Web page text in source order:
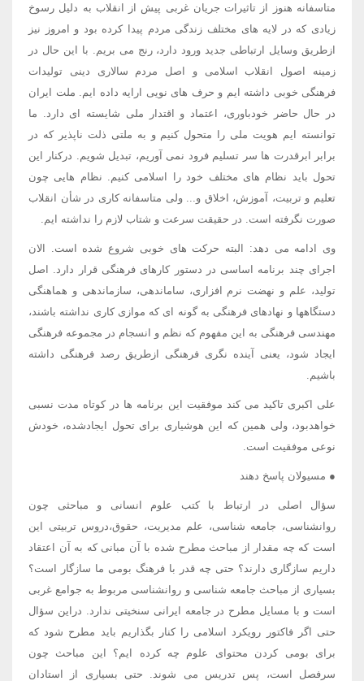
متاسفانه هنوز از تاثیرات جریان غربی پیش از انقلاب به دلیل رسوخ
زیادی که در لایه های مختلف زندگی مردم پیدا کرده بود و امروز نیز
ازطریق وسایل ارتباطی جدید ورود دارد، رنج می بریم. با این حال در
زمینه اصول انقلاب اسلامی و اصل مردم سالاری دینی تولیدات
فرهنگی خوبی داشته ایم و حرف های نویی ارایه داده ایم. ملت ایران
در حال حاضر خودباوری، اعتماد و اقتدار ملی شایسته ای دارد. ما
توانسته ایم هویت ملی را متحول کنیم و به ملتی ذلت ناپذیر که در
برابر ابرقدرت ها سر تسلیم فرود نمی آوریم، تبدیل شویم. درکنار این
تحول باید نظام های مختلف خود را اسلامی کنیم. نظام هایی چون
تعلیم و تربیت، آموزش، اخلاق و... ولی متاسفانه کاری در شأن انقلاب
صورت نگرفته است. در حقیقت سرعت و شتاب لازم را نداشته ایم.
وی ادامه می دهد: البته حرکت های خوبی شروع شده است. الان
اجرای چند برنامه اساسی در دستور کارهای فرهنگی قرار دارد. اصل
تولید، علم و نهضت نرم افزاری، ساماندهی، سازماندهی و هماهنگی
دستگاهها و نهادهای فرهنگی به گونه ای که موازی کاری نداشته باشند،
مهندسی فرهنگی به این مفهوم که نظم و انسجام در مجموعه فرهنگی
ایجاد شود، یعنی آینده نگری فرهنگی ازطریق رصد فرهنگی داشته
باشیم.
علی اکبری تاکید می کند موفقیت این برنامه ها در کوتاه مدت نسبی
خواهدبود، ولی همین که این هوشیاری برای تحول ایجادشده، خودش
نوعی موفقیت است.
● مسیولان پاسخ دهند
سؤال اصلی در ارتباط با کتب علوم انسانی و مباحثی چون
روانشناسی، جامعه شناسی، علم مدیریت، حقوق،دروس تربیتی این
است که چه مقدار از مباحث مطرح شده با آن مبانی که به آن اعتقاد
داریم سازگاری دارند؟ حتی چه قدر با فرهنگ بومی ما سازگار است؟
بسیاری از مباحث جامعه شناسی و روانشناسی مربوط به جوامع غربی
است و با مسایل مطرح در جامعه ایرانی سنخیتی ندارد. دراین سؤال
حتی اگر فاکتور رویکرد اسلامی را کنار بگذاریم باید مطرح شود که
برای بومی کردن محتوای علوم چه کرده ایم؟ این مباحث چون
سرفصل است، پس تدریس می شوند. حتی بسیاری از استادان